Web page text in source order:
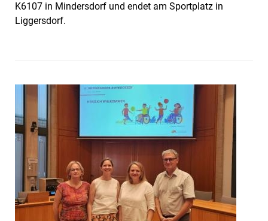
K6107 in Mindersdorf und endet am Sportplatz in
Liggersdorf.